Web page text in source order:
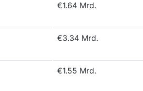
€1.64 Mrd.
€3.34 Mrd.
€1.55 Mrd.